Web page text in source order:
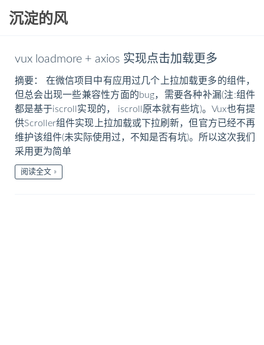
沉淀的风
vux loadmore + axios 实现点击加载更多
摘要： 在微信项目中有应用过几个上拉加载更多的组件，
但总会出现一些兼容性方面的bug，需要各种补漏(注:组件
都是基于iscroll实现的， iscroll原本就有些坑)。Vux也有提
供Scroller组件实现上拉加载或下拉刷新，但官方已经不再
维护该组件(未实际使用过，不知是否有坑)。所以这次我们
采用更为简单
阅读全文